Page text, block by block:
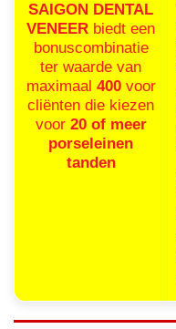
SAIGON DENTAL
VENEER biedt een
bonuscombinatie
ter waarde van
maximaal 400voor
cliënten die kiezen
voor 20 of meer
porseleinen
tanden